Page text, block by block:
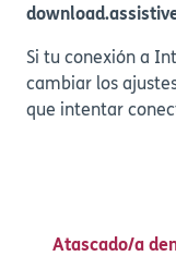
Si tu conexión a
cambiar los
que intentar
Atascado/a